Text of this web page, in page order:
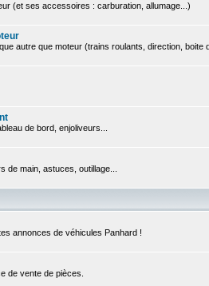
(et ses accessoires : carburation, allumage...)
autre que moteur (trains roulants, direction, boite
de bord, enjoliveurs...
de main, astuces, outillage...
annonces de véhicules Panhard !
de vente de pièces.